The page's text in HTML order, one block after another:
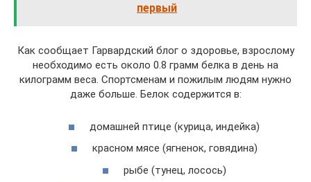
первый
Как сообщает Гарвардский блог о здоровье, взрослому
необходимо есть около 0.8 грамм белка в день на
килограмм веса. Спортсменам и пожилым людям нужно
даже больше. Белок содержится в:
домашней птице (курица, индейка)
красном мясе (ягненок, говядина)
рыбе (тунец, лосось)